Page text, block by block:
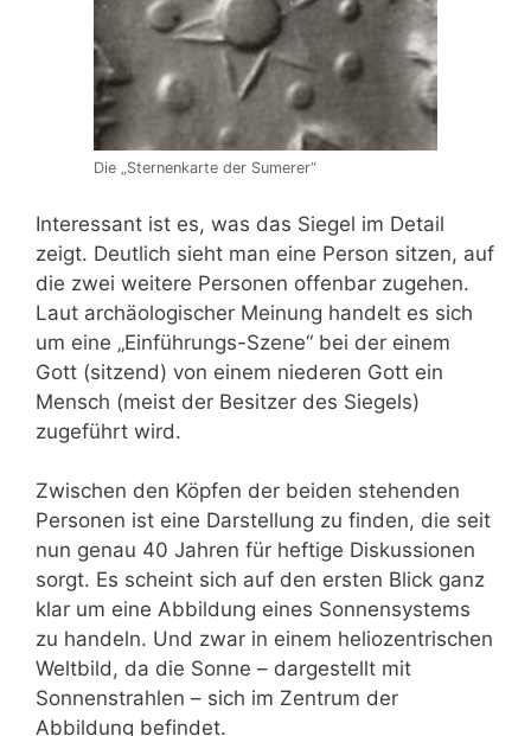
Die „Sternenkarte der Sumerer“
Interessant ist es, was das Siegel im Detail
zeigt. Deutlich sieht man eine Person sitzen, auf
die zwei weitere Personen offenbar zugehen.
Laut archäologischer Meinung handelt es sich
um eine „Einführungs-Szene“ bei der einem
Gott (sitzend) von einem niederen Gott ein
Mensch (meist der Besitzer des Siegels)
zugeführt wird.
Zwischen den Köpfen der beiden stehenden
Personen ist eine Darstellung zu finden, die seit
nun genau 40 Jahren für heftige Diskussionen
sorgt. Es scheint sich auf den ersten Blick ganz
klar um eine Abbildung eines Sonnensystems
zu handeln. Und zwar in einem heliozentrischen
Weltbild, da die Sonne – dargestellt mit
Sonnenstrahlen – sich im Zentrum der
Abbildung befindet.